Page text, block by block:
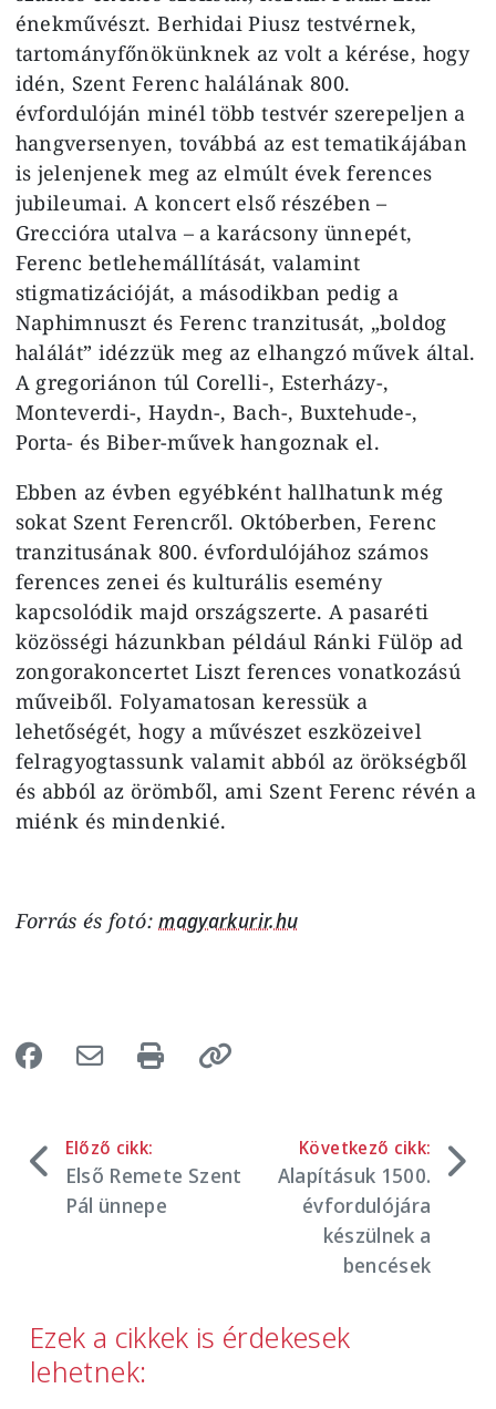
énekművészt. Berhidai Piusz testvérnek,
tartományfőnökünknek az volt a kérése, hogy
idén, Szent Ferenc halálának 800.
évfordulóján minél több testvér szerepeljen a
hangversenyen, továbbá az est tematikájában
is jelenjenek meg az elmúlt évek ferences
jubileumai. A koncert első részében –
Greccióra utalva – a karácsony ünnepét,
Ferenc betlehemállítását, valamint
stigmatizációját, a másodikban pedig a
Naphimnuszt és Ferenc tranzitusát, „boldog
halálát” idézzük meg az elhangzó művek által.
A gregoriánon túl Corelli-, Esterházy-,
Monteverdi-, Haydn-, Bach-, Buxtehude-,
Porta- és Biber-művek hangoznak el.
Ebben az évben egyébként hallhatunk még
sokat Szent Ferencről. Októberben, Ferenc
tranzitusának 800. évfordulójához számos
ferences zenei és kulturális esemény
kapcsolódik majd országszerte. A pasaréti
közösségi házunkban például Ránki Fülöp ad
zongorakoncertet Liszt ferences vonatkozású
műveiből. Folyamatosan keressük a
lehetőségét, hogy a művészet eszközeivel
felragyogtassunk valamit abból az örökségből
és abból az örömből, ami Szent Ferenc révén a
miénk és mindenkié.
Forrás és fotó:magyarkurir.hu
Előző cikk:
Első Remete Szent
Pál ünnepe
Következő cikk:
Alapításuk 1500.
évfordulójára
készülnek a
bencések
Ezek a cikkek is érdekesek
lehetnek: